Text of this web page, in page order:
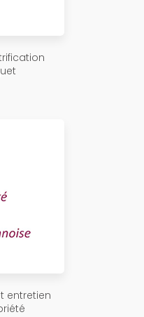
entretien